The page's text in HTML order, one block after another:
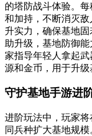
的塔防战斗体验。
和加持，不断消灭
升实力，确保基地
助升级，基地防御
家指导年轻人拿起
源和金币，用于升级
守护基地手游进
进阶玩法中，玩家
同兵种扩大基地规